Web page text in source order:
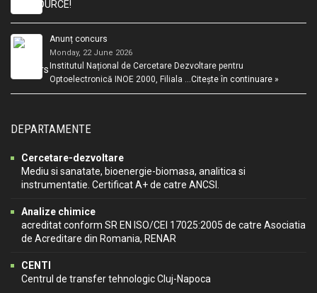
Anunț concurs
Monday, 22 June 2026
Institutul Național de Cercetare Dezvoltare pentru
Optoelectronică INOE 2000, Filiala …Citește în continuare »
DEPARTAMENTE
Cercetare-dezvoltare
Mediu si sanatate, bioenergie-biomasa, analitica si
instrumentatie. Certificat A+ de catre ANCSI.
Analize chimice
acreditat conform SR EN ISO/CEI 17025:2005 de catre Asociatia
de Acreditare din Romania, RENAR
CENTI
Centrul de transfer tehnologic Cluj-Napoca